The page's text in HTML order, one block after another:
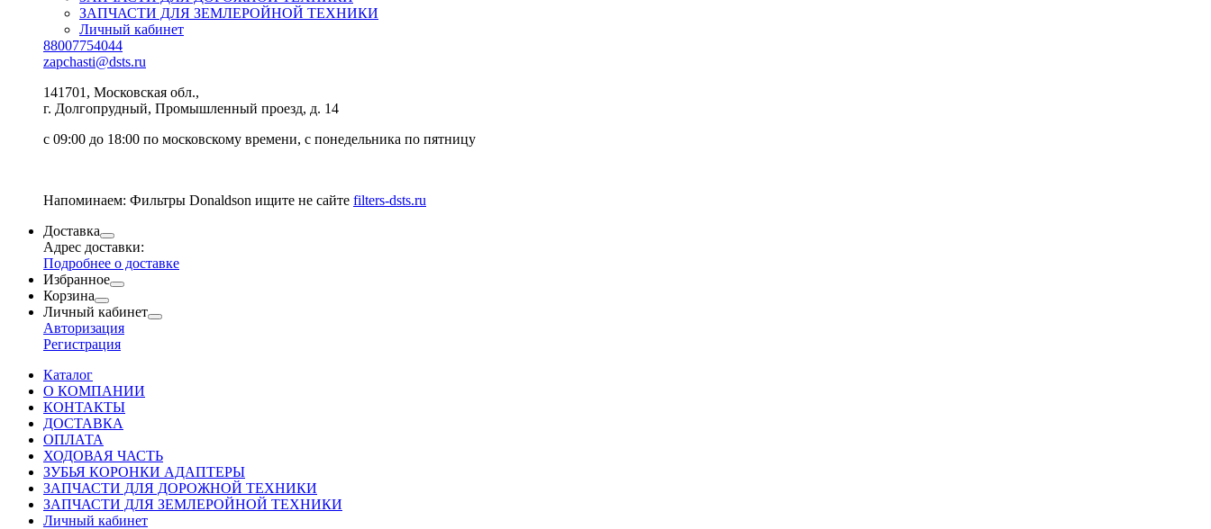
ЗАПЧАСТИ ДЛЯ ЗЕМЛЕРОЙНОЙ ТЕХНИКИ
Личный кабинет
88007754044
zapchasti@dsts.ru
141701, Московская обл.,
г. Долгопрудный, Промышленный проезд, д. 14
с 09:00 до 18:00 по московскому времени, с понедельника по пятницу
Напоминаем: Фильтры Donaldson ищите не сайте filters-dsts.ru
Доставка
Адрес доставки:
Подробнее о доставке
Избранное
Корзина
Личный кабинет
Авторизация
Регистрация
Каталог
О КОМПАНИИ
КОНТАКТЫ
ДОСТАВКА
ОПЛАТА
ХОДОВАЯ ЧАСТЬ
ЗУБЬЯ КОРОНКИ АДАПТЕРЫ
ЗАПЧАСТИ ДЛЯ ДОРОЖНОЙ ТЕХНИКИ
ЗАПЧАСТИ ДЛЯ ЗЕМЛЕРОЙНОЙ ТЕХНИКИ
Личный кабинет